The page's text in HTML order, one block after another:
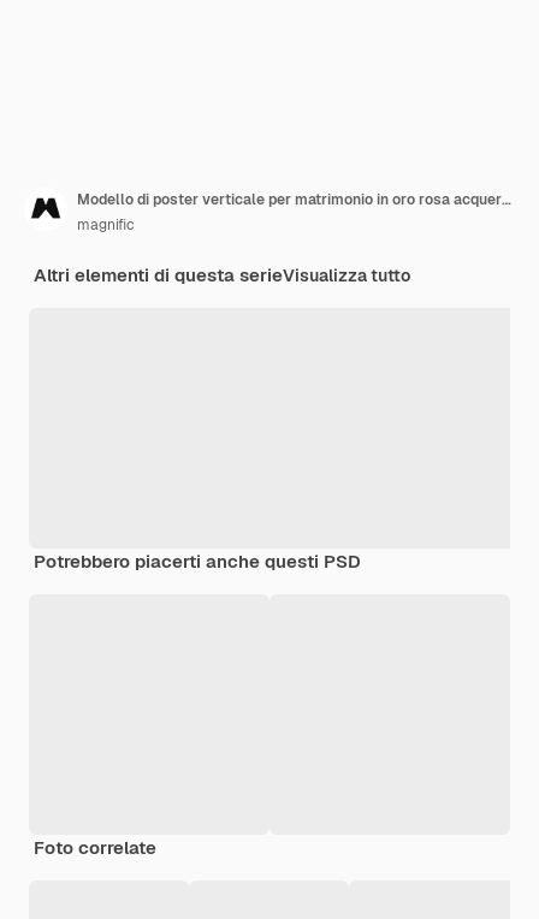
Modello di poster verticale per matrimonio in oro rosa acquerello
magnific
Altri elementi di questa serieVisualizza tutto
Potrebbero piacerti anche questi PSD
Foto correlate